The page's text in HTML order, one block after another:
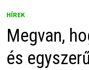
HÍREK
Megvan,
és